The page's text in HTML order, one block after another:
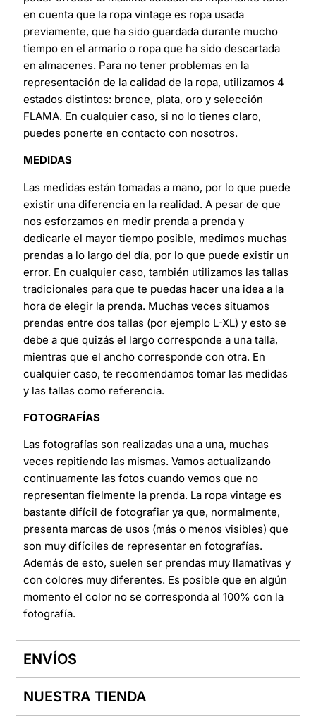
en cuenta que la ropa vintage es ropa usada
previamente, que ha sido guardada durante mucho
tiempo en el armario o ropa que ha sido descartada
en almacenes. Para no tener problemas en la
representación de la calidad de la ropa, utilizamos 4
estados distintos: bronce, plata, oro y selección
FLAMA. En cualquier caso, si no lo tienes claro,
puedes ponerte en contacto con nosotros.
MEDIDAS
Las medidas están tomadas a mano, por lo que puede
existir una diferencia en la realidad. A pesar de que
nos esforzamos en medir prenda a prenda y
dedicarle el mayor tiempo posible, medimos muchas
prendas a lo largo del día, por lo que puede existir un
error. En cualquier caso, también utilizamos las tallas
tradicionales para que te puedas hacer una idea a la
hora de elegir la prenda. Muchas veces situamos
prendas entre dos tallas (por ejemplo L-XL) y esto se
debe a que quizás el largo corresponde a una talla,
mientras que el ancho corresponde con otra. En
cualquier caso, te recomendamos tomar las medidas
y las tallas como referencia.
FOTOGRAFÍAS
Las fotografías son realizadas una a una, muchas
veces repitiendo las mismas. Vamos actualizando
continuamente las fotos cuando vemos que no
representan fielmente la prenda. La ropa vintage es
bastante difícil de fotografiar ya que, normalmente,
presenta marcas de usos (más o menos visibles) que
son muy difíciles de representar en fotografías.
Además de esto, suelen ser prendas muy llamativas y
con colores muy diferentes. Es posible que en algún
momento el color no se corresponda al 100% con la
fotografía.
ENVÍOS
NUESTRA TIENDA